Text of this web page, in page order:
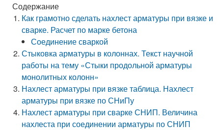
Содержание
Как грамотно сделать нахлест арматуры при вязке и
сварке. Расчет по марке бетона
Соединение сваркой
Стыковка арматуры в колоннах. Текст научной
работы на тему «Стыки продольной арматуры
монолитных колонн»
Нахлест арматуры при вязке таблица. Нахлест
арматуры при вязке по СНиПу
Нахлест арматуры при сварке СНИП. Величина
нахлеста при соединении арматуры по СНИП